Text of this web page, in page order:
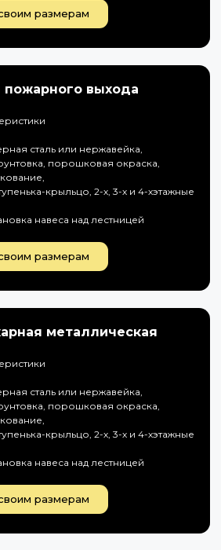
размерам
выхода
сталь или нержавейка,
порошковая окраска,
крыльцо, 2-х, 3-х и 4-хэтажные
навеса над лестницей
размерам
металлическая
сталь или нержавейка,
порошковая окраска,
крыльцо, 2-х, 3-х и 4-хэтажные
навеса над лестницей
размерам